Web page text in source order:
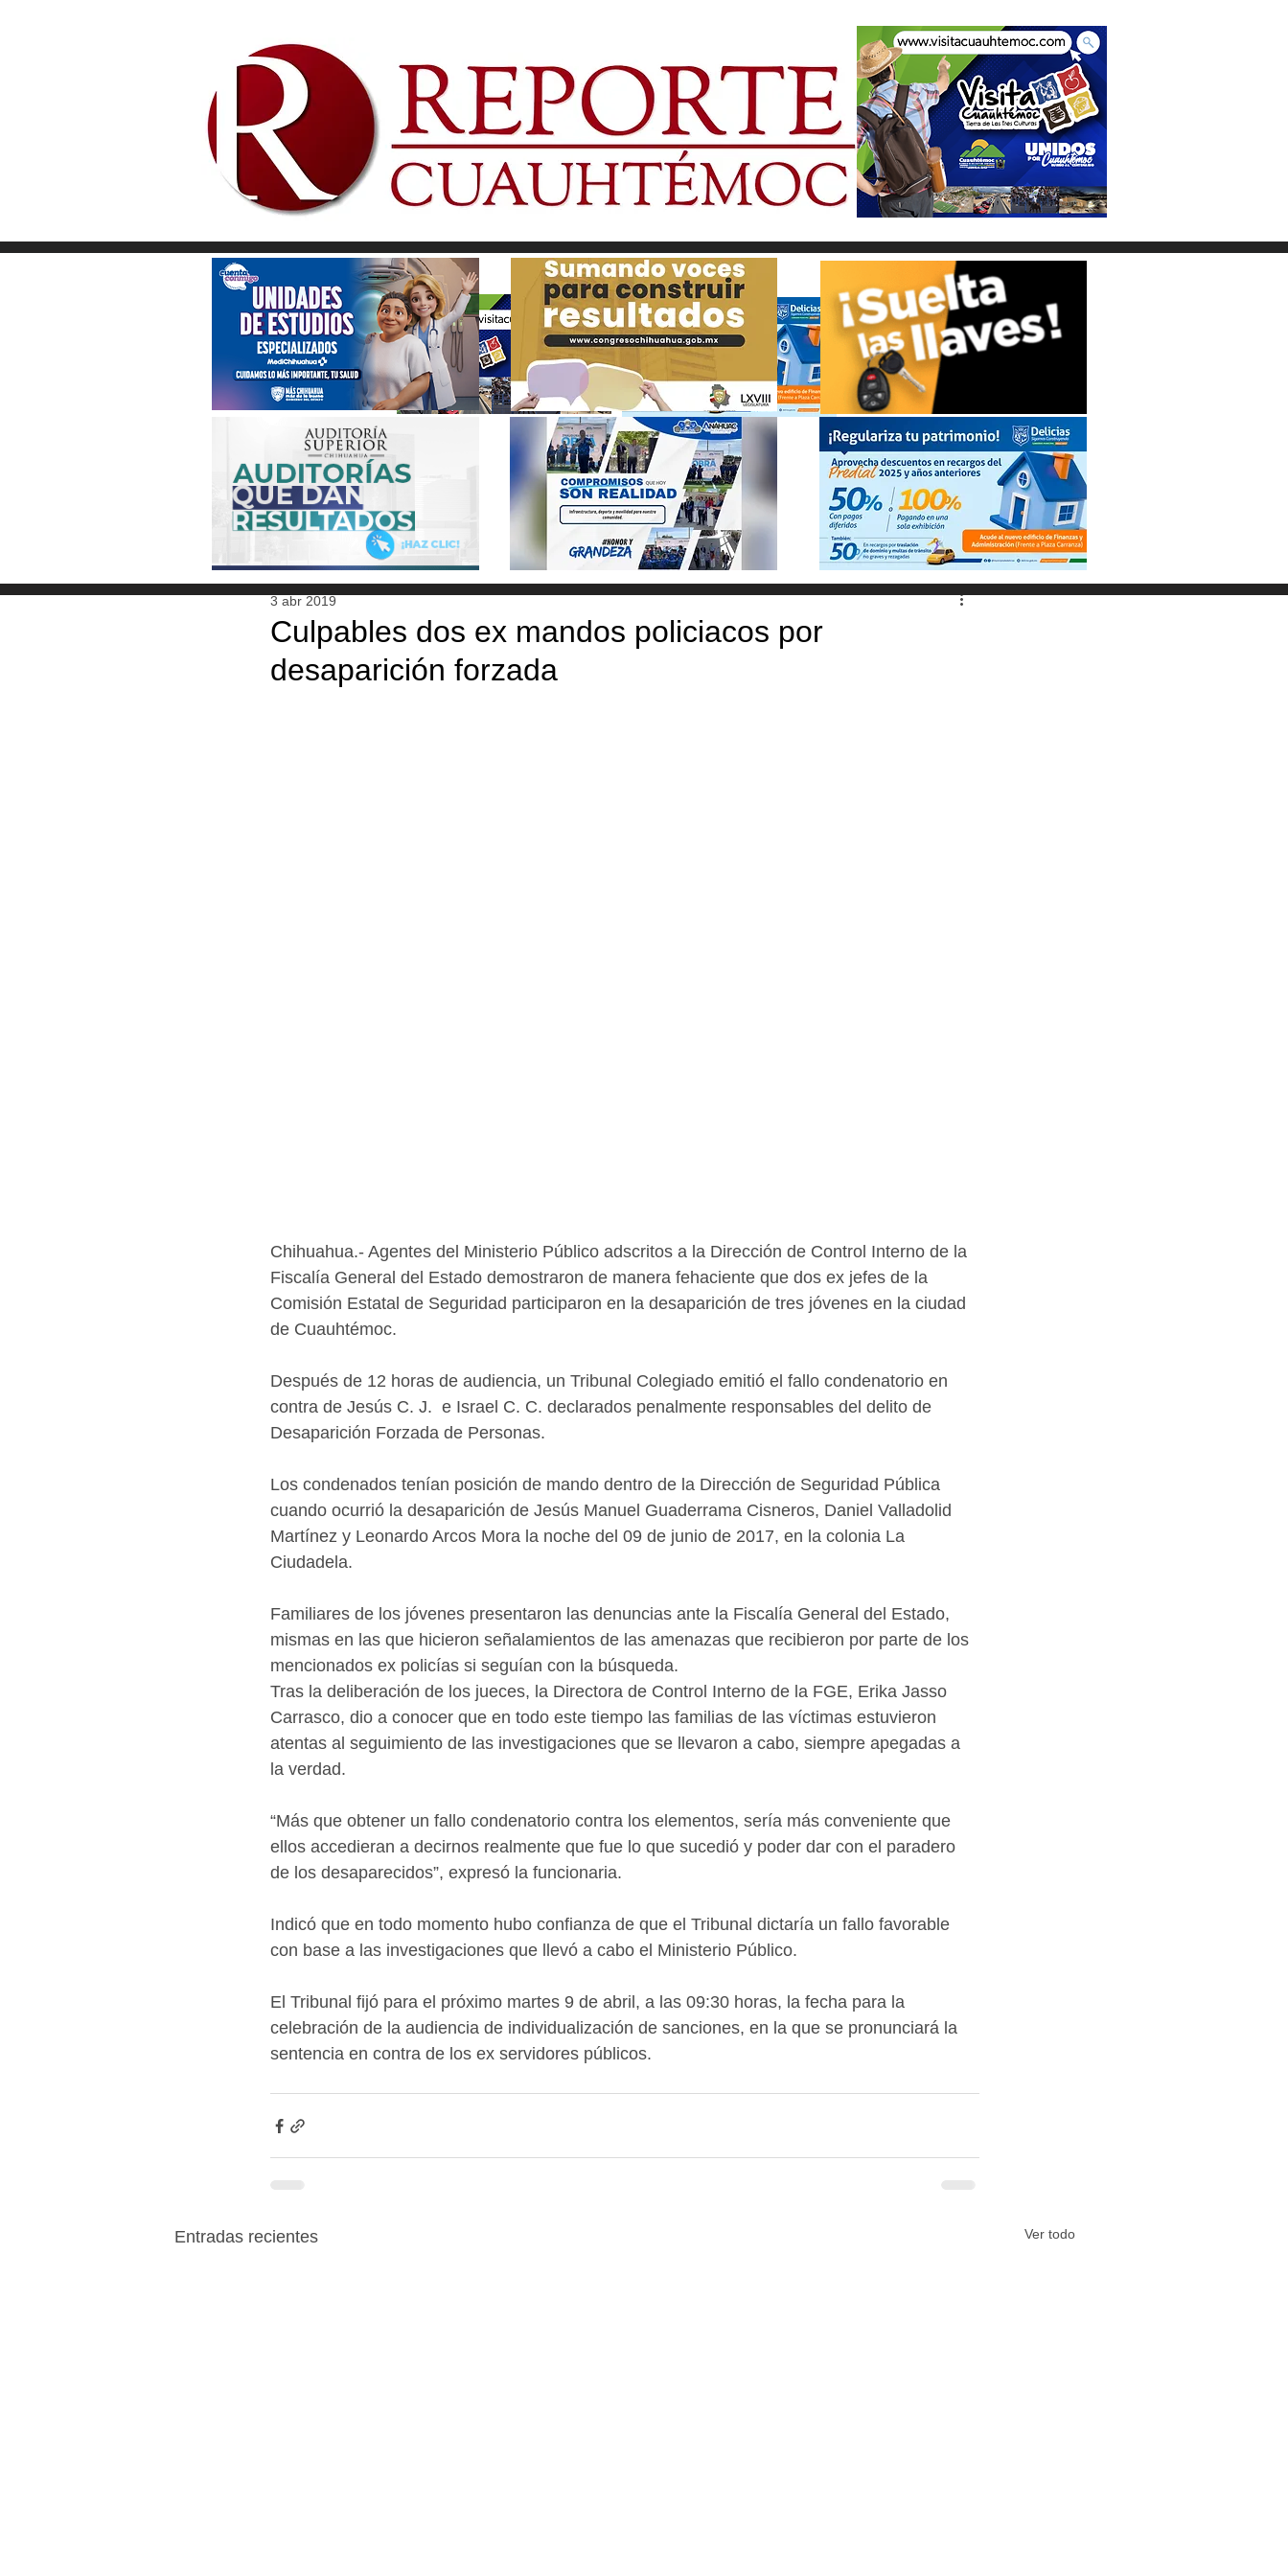
Culpables dos ex mandos policiacos por
desaparición forzada
3 abr 2019
Chihuahua.- Agentes del Ministerio Público adscritos a la Dirección de Control Interno de la
Fiscalía General del Estado demostraron de manera fehaciente que dos ex jefes de la
Comisión Estatal de Seguridad participaron en la desaparición de tres jóvenes en la ciudad
de Cuauhtémoc.
Después de 12 horas de audiencia, un Tribunal Colegiado emitió el fallo condenatorio en
contra de Jesús C. J.  e Israel C. C. declarados penalmente responsables del delito de
Desaparición Forzada de Personas.
Los condenados tenían posición de mando dentro de la Dirección de Seguridad Pública
cuando ocurrió la desaparición de Jesús Manuel Guaderrama Cisneros, Daniel Valladolid
Martínez y Leonardo Arcos Mora la noche del 09 de junio de 2017, en la colonia La
Ciudadela.
Familiares de los jóvenes presentaron las denuncias ante la Fiscalía General del Estado,
mismas en las que hicieron señalamientos de las amenazas que recibieron por parte de los
mencionados ex policías si seguían con la búsqueda.
Tras la deliberación de los jueces, la Directora de Control Interno de la FGE, Erika Jasso
Carrasco, dio a conocer que en todo este tiempo las familias de las víctimas estuvieron
atentas al seguimiento de las investigaciones que se llevaron a cabo, siempre apegadas a
la verdad.
“Más que obtener un fallo condenatorio contra los elementos, sería más conveniente que
ellos accedieran a decirnos realmente que fue lo que sucedió y poder dar con el paradero
de los desaparecidos”, expresó la funcionaria.
Indicó que en todo momento hubo confianza de que el Tribunal dictaría un fallo favorable
con base a las investigaciones que llevó a cabo el Ministerio Público.
El Tribunal fijó para el próximo martes 9 de abril, a las 09:30 horas, la fecha para la
celebración de la audiencia de individualización de sanciones, en la que se pronunciará la
sentencia en contra de los ex servidores públicos.
Entradas recientes Ver todo